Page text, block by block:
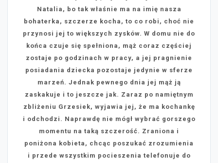
Natalia, bo tak właśnie ma na imię nasza
bohaterka, szczerze kocha, to co robi, choć nie
przynosi jej to większych zysków. W domu nie do
końca czuje się spełniona, mąż coraz częściej
zostaje po godzinach w pracy, a jej pragnienie
posiadania dziecka pozostaje jedynie w sferze
marzeń. Jednak pewnego dnia jej mąż ją
zaskakuje i to jeszcze jak. Zaraz po namiętnym
zbliżeniu Grzesiek, wyjawia jej, że ma kochankę
i odchodzi. Naprawdę nie mógł wybrać gorszego
momentu na taką szczerość. Zraniona i
poniżona kobieta, chcąc poszukać zrozumienia
i przede wszystkim pocieszenia telefonuje do